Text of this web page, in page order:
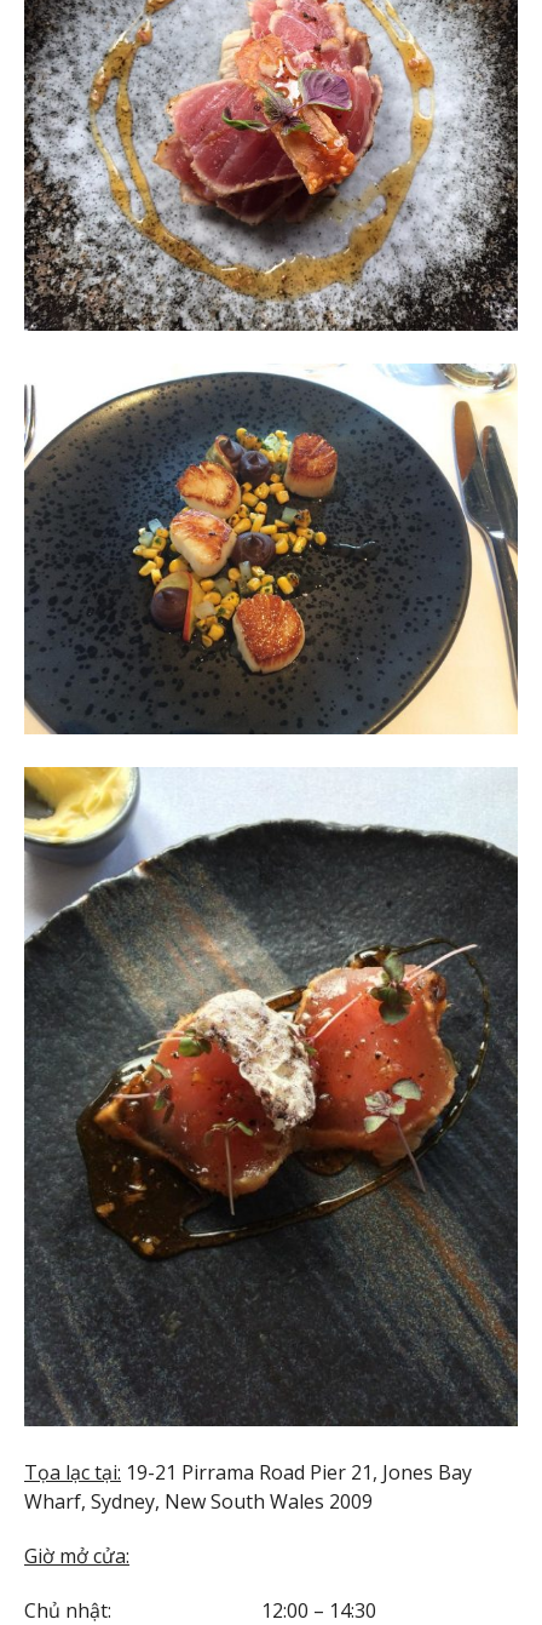
Tọa lạc tại: 19-21 Pirrama Road Pier 21, Jones Bay
Wharf, Sydney, New South Wales 2009
Giờ mở cửa:
Chủ nhật: 12:00 – 14:30